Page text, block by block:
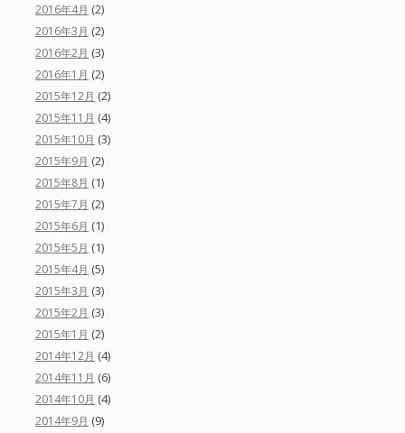
2016年4月 (2)
2016年3月 (2)
2016年2月 (3)
2016年1月 (2)
2015年12月 (2)
2015年11月 (4)
2015年10月 (3)
2015年9月 (2)
2015年8月 (1)
2015年7月 (2)
2015年6月 (1)
2015年5月 (1)
2015年4月 (5)
2015年3月 (3)
2015年2月 (3)
2015年1月 (2)
2014年12月 (4)
2014年11月 (6)
2014年10月 (4)
2014年9月 (9)